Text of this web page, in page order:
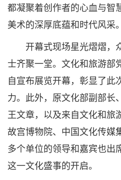
都凝聚着创作者的心血与智
美术的深厚底蕴和时代风采。
开幕式现场星光熠熠，
士齐聚一堂。文化和旅游部
自宣布展览开幕，彰显了此
力。此外，原文化部副部长
王文章，以及来自文化和旅
故宫博物院、中国文化传媒
多个单位的领导和嘉宾也出
这一文化盛事的开启。